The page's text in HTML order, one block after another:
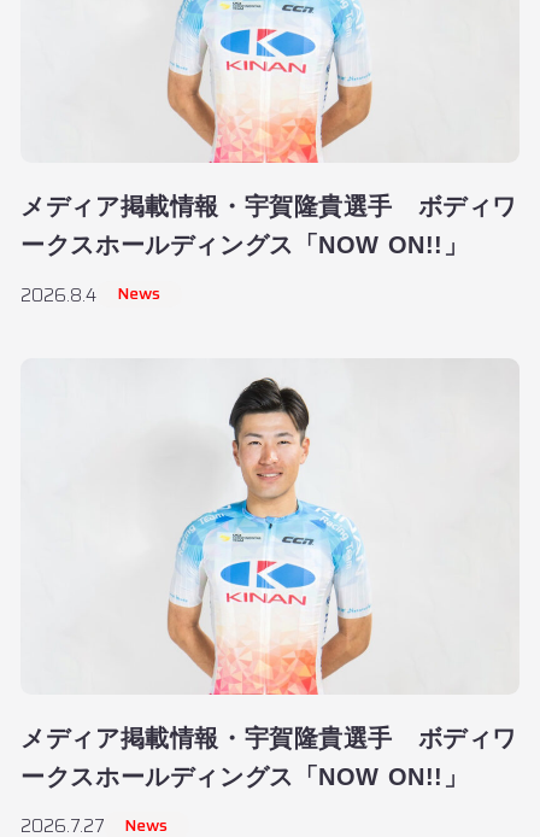
メディア掲載情報・宇賀隆貴選手 ボディワ
ークスホールディングス「NOW ON!!」
2026.8.4 News
メディア掲載情報・宇賀隆貴選手 ボディワ
ークスホールディングス「NOW ON!!」
2026.7.27 News